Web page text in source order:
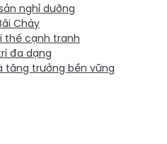
nghỉ dưỡng
Cháy
thế cạnh tranh
đa dạng
tăng trưởng bền vững